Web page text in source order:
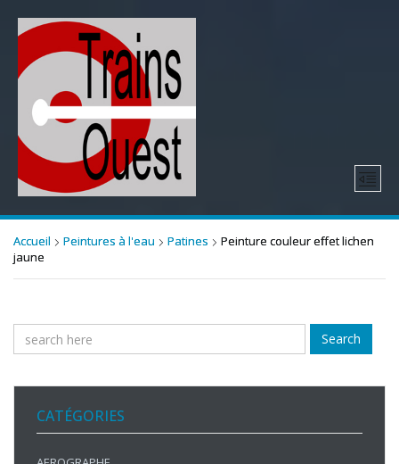
Accueil Peintures à l'eau Patines
Peinture couleur effet lichen
jaune
Search
CATÉGORIES